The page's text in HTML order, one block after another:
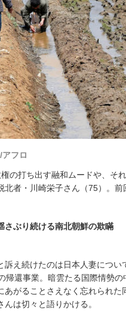
フロ
の打ち出す融和ムードや、そ
者・川崎栄子さん（75）。前
さぶり続ける南北朝鮮の欺瞞
え続けたのは日本人妻につい
還事業。暗雲たる国際情勢
がることさえなく忘れられた
は切々と語りかける。